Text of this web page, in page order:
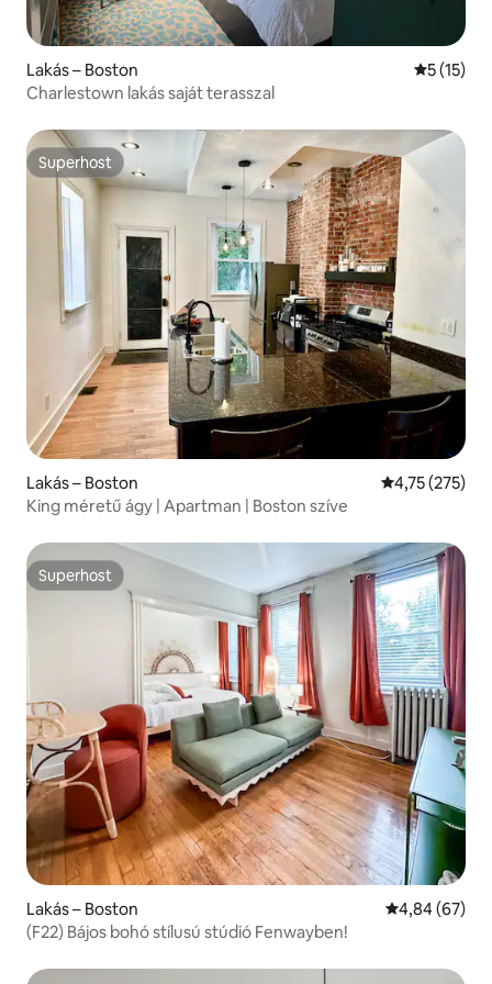
Lakás – Boston Átlagos
5 (15)
Charlestown lakás saját terasszal
Superhost
Superhost
Lakás – Boston Átlagos
4,75 (275)
King méretű ágy | Apartman | Boston szíve
Superhost
Superhost
Lakás – Boston Átlagos
4,84 (67)
(F22) Bájos bohó stílusú stúdió Fenwayben!